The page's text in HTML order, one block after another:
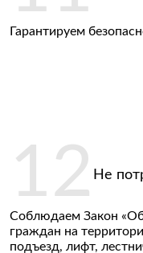
Гарантируем
Не
Соблюдаем Закон
граждан на
подъезд, лифт,